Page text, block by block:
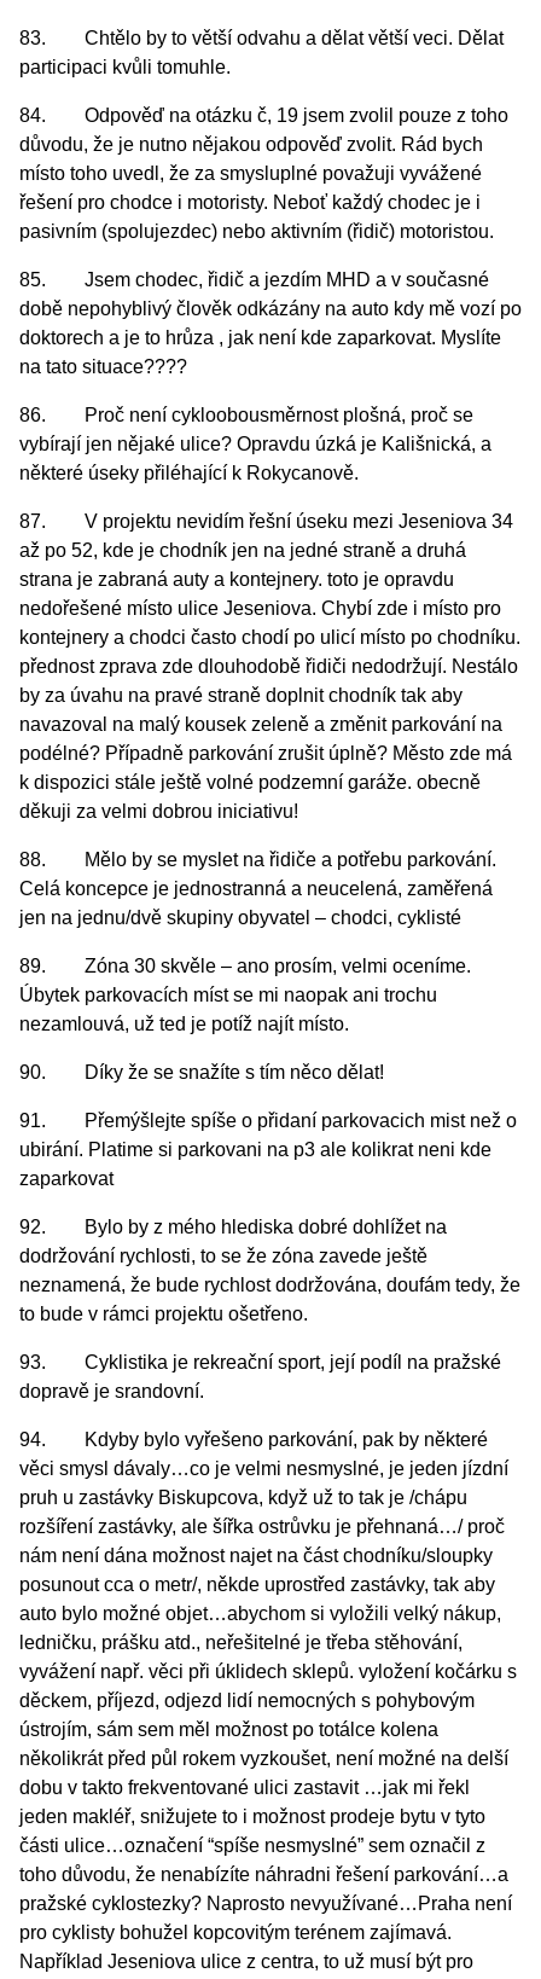
83. Chtělo by to větší odvahu a dělat větší veci. Dělat
participaci kvůli tomuhle.
84. Odpověď na otázku č, 19 jsem zvolil pouze z toho
důvodu, že je nutno nějakou odpověď zvolit. Rád bych
místo toho uvedl, že za smysluplné považuji vyvážené
řešení pro chodce i motoristy. Neboť každý chodec je i
pasivním (spolujezdec) nebo aktivním (řidič) motoristou.
85. Jsem chodec, řidič a jezdím MHD a v současné
době nepohyblivý člověk odkázány na auto kdy mě vozí po
doktorech a je to hrůza , jak není kde zaparkovat. Myslíte
na tato situace????
86. Proč není cykloobousměrnost plošná, proč se
vybírají jen nějaké ulice? Opravdu úzká je Kališnická, a
některé úseky přiléhající k Rokycanově.
87. V projektu nevidím řešní úseku mezi Jeseniova 34
až po 52, kde je chodník jen na jedné straně a druhá
strana je zabraná auty a kontejnery. toto je opravdu
nedořešené místo ulice Jeseniova. Chybí zde i místo pro
kontejnery a chodci často chodí po ulicí místo po chodníku.
přednost zprava zde dlouhodobě řidiči nedodržují. Nestálo
by za úvahu na pravé straně doplnit chodník tak aby
navazoval na malý kousek zeleně a změnit parkování na
podélné? Případně parkování zrušit úplně? Město zde má
k dispozici stále ještě volné podzemní garáže. obecně
děkuji za velmi dobrou iniciativu!
88. Mělo by se myslet na řidiče a potřebu parkování.
Celá koncepce je jednostranná a neucelená, zaměřená
jen na jednu/dvě skupiny obyvatel – chodci, cyklisté
89. Zóna 30 skvěle – ano prosím, velmi oceníme.
Úbytek parkovacích míst se mi naopak ani trochu
nezamlouvá, už ted je potíž najít místo.
90. Díky že se snažíte s tím něco dělat!
91. Přemýšlejte spíše o přidaní parkovacich mist než o
ubirání. Platime si parkovani na p3 ale kolikrat neni kde
zaparkovat
92. Bylo by z mého hlediska dobré dohlížet na
dodržování rychlosti, to se že zóna zavede ještě
neznamená, že bude rychlost dodržována, doufám tedy, že
to bude v rámci projektu ošetřeno.
93. Cyklistika je rekreační sport, její podíl na pražské
dopravě je srandovní.
94. Kdyby bylo vyřešeno parkování, pak by některé
věci smysl dávaly…co je velmi nesmyslné, je jeden jízdní
pruh u zastávky Biskupcova, když už to tak je /chápu
rozšíření zastávky, ale šířka ostrůvku je přehnaná…/ proč
nám není dána možnost najet na část chodníku/sloupky
posunout cca o metr/, někde uprostřed zastávky, tak aby
auto bylo možné objet…abychom si vyložili velký nákup,
ledničku, prášku atd., neřešitelné je třeba stěhování,
vyvážení např. věci při úklidech sklepů. vyložení kočárku s
děckem, příjezd, odjezd lidí nemocných s pohybovým
ústrojím, sám sem měl možnost po totálce kolena
několikrát před půl rokem vyzkoušet, není možné na delší
dobu v takto frekventované ulici zastavit …jak mi řekl
jeden makléř, snižujete to i možnost prodeje bytu v tyto
části ulice…označení “spíše nesmyslné” sem označil z
toho důvodu, že nenabízíte náhradni řešení parkování…a
pražské cyklostezky? Naprosto nevyužívané…Praha není
pro cyklisty bohužel kopcovitým terénem zajímavá.
Například Jeseniova ulice z centra, to už musí být pro